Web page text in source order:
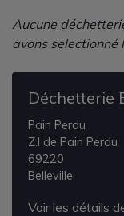
Aucune
avons selectionné
Déchetterie
Pain Perdu
Z.I de Pain Perdu
69220
Belleville
Voir les détails